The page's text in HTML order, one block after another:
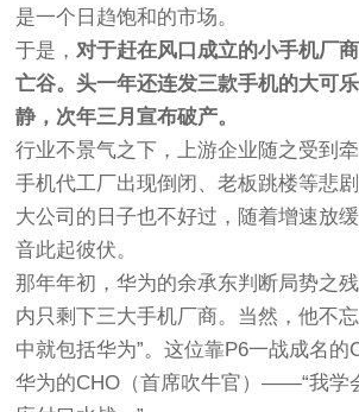
是一个日趋饱和的市场。
于是，对于赶在风口成立的小手机厂
亡谷。头一年还连发三款手机的大可
静，次年三月宣布破产。
行业不景气之下，上游企业随之受到
手机代工厂出现倒闭、老板跳楼等悲剧
大公司的日子也不好过，随着增速放
音此起彼伏。
那年年初，华为的余承东判断局势之
内只剩下三大手机厂商。当然，他不
中就包括华为”。这位靠P6一战成名的
华为的CHO（首席吹牛官）——“我学